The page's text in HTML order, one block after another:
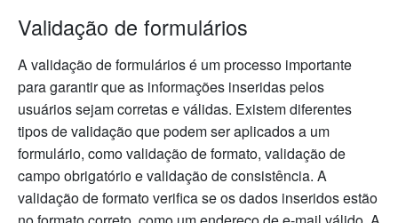
Validação de formulários
A validação de formulários é um processo importante
para garantir que as informações inseridas pelos
usuários sejam corretas e válidas. Existem diferentes
tipos de validação que podem ser aplicados a um
formulário, como validação de formato, validação de
campo obrigatório e validação de consistência. A
validação de formato verifica se os dados inseridos estão